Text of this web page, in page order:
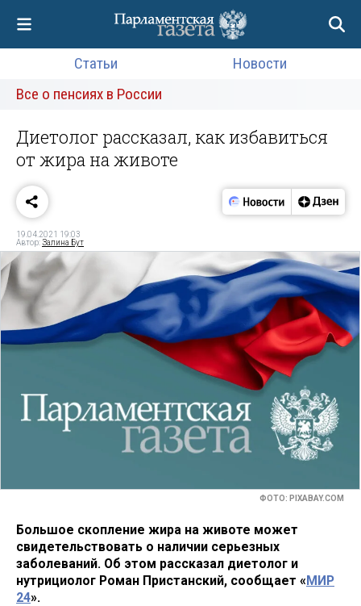
Статьи
Новости
Все о пенсиях в России
Диетолог рассказал, как избавиться
от жира на животе
19.04.2021 19:03
Автор:Залина Бут
ФОТО: PIXABAY.COM
Большое скопление жира на животе может
свидетельствовать о наличии серьезных
заболеваний. Об этом рассказал диетолог и
нутрициолог Роман Пристанский, сообщает «МИР
24».